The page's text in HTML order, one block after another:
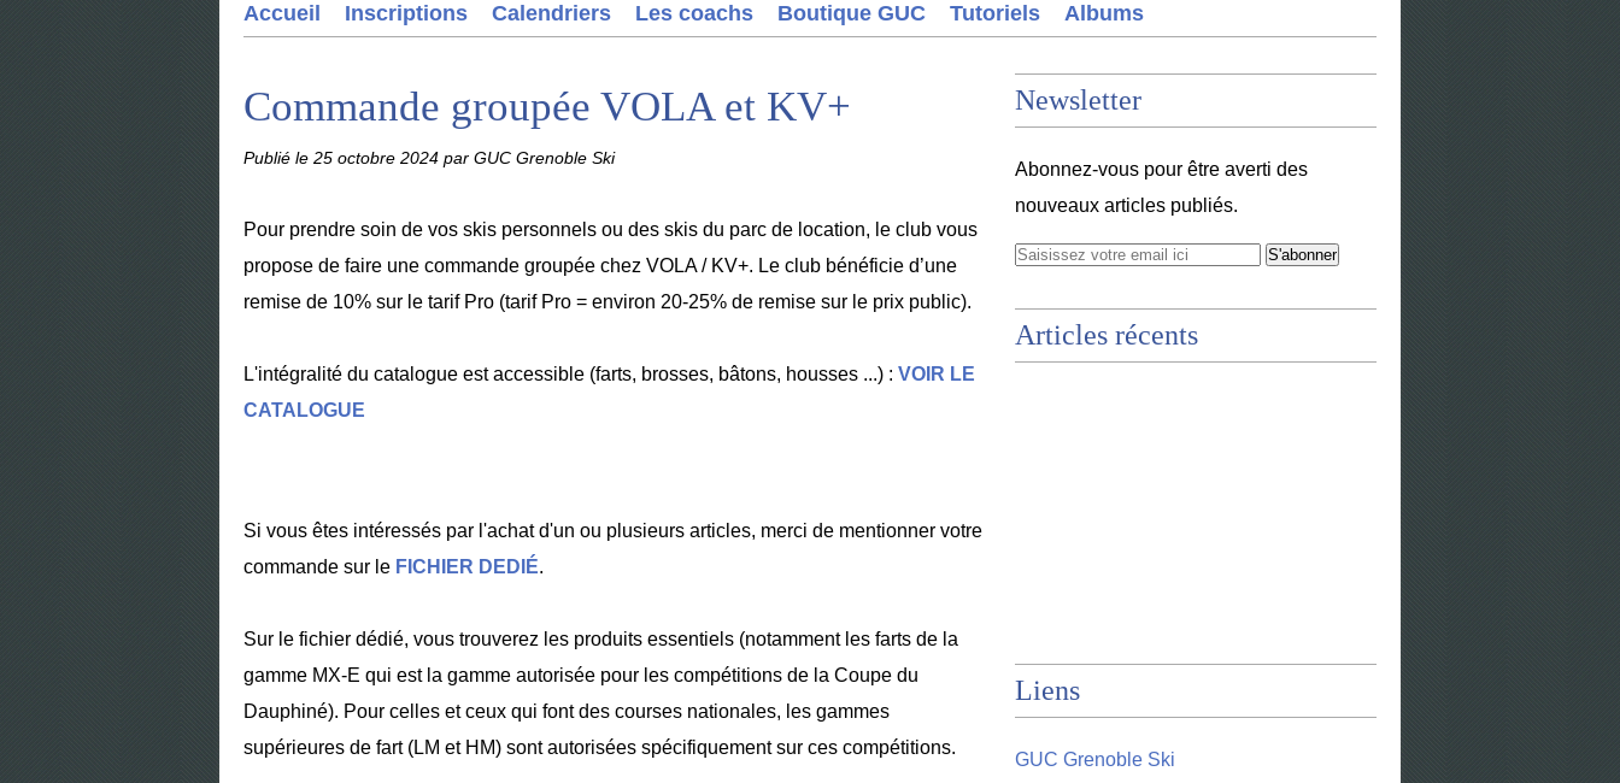
Accueil Inscriptions Calendriers Les coachs Boutique GUC Tutoriels Albums
Commande groupée VOLA et KV+
Publié le 25 octobre 2024 par GUC Grenoble Ski
Pour prendre soin de vos skis personnels ou des skis du parc de location, le club vous
propose de faire une commande groupée chez VOLA / KV+. Le club bénéficie d’une
remise de 10% sur le tarif Pro (tarif Pro = environ 20-25% de remise sur le prix public).
L'intégralité du catalogue est accessible (farts, brosses, bâtons, housses ...) : VOIR LE
CATALOGUE
Si vous êtes intéressés par l'achat d'un ou plusieurs articles, merci de mentionner votre
commande sur le FICHIER DEDIÉ.
Sur le fichier dédié, vous trouverez les produits essentiels (notamment les farts de la
gamme MX-E qui est la gamme autorisée pour les compétitions de la Coupe du
Dauphiné). Pour celles et ceux qui font des courses nationales, les gammes
supérieures de fart (LM et HM) sont autorisées spécifiquement sur ces compétitions.
Newsletter
Abonnez-vous pour être averti des
nouveaux articles publiés.
Articles récents
Liens
GUC Grenoble Ski